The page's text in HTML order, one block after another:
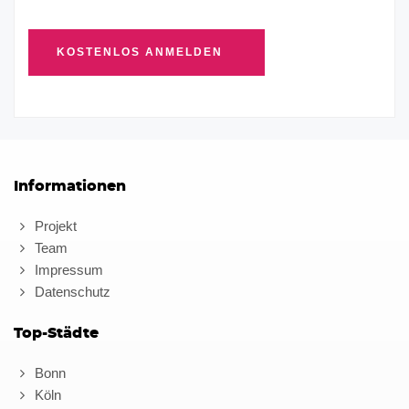
Informationen
Projekt
Team
Impressum
Datenschutz
Top-Städte
Bonn
Köln